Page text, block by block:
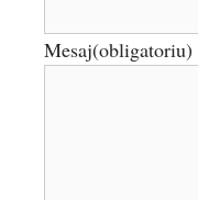
Mesaj(obligatoriu)